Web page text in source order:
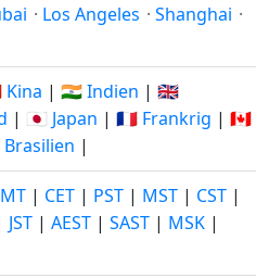
· Los Angeles · Shanghai ·
Kina | 🇮🇳 Indien | 🇬🇧
| 🇯🇵 Japan | 🇫🇷 Frankrig | 🇨🇦
|
| CET | PST | MST | CST |
JST | AEST | SAST | MSK |